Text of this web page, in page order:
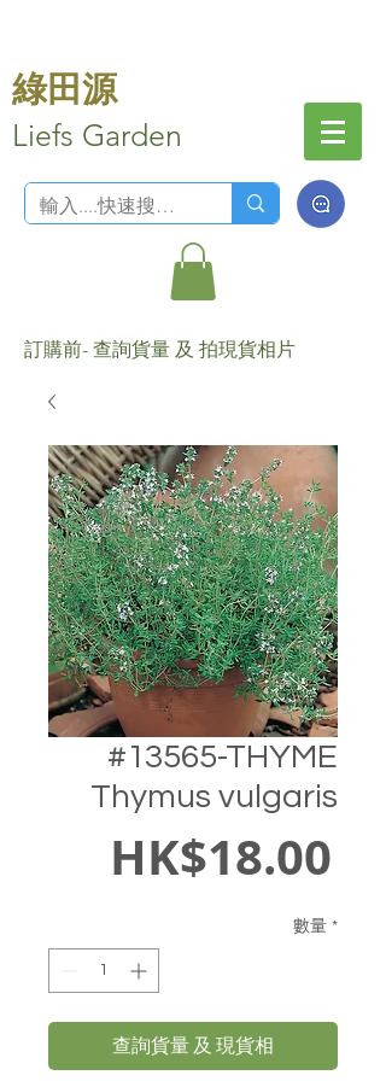
綠田源
Liefs Garden
訂購前- 查詢貨量 及 拍現貨相片
#13565-THYME
Thymus vulgaris
HK$18.00
格
數量 *
查詢貨量 及 現貨相